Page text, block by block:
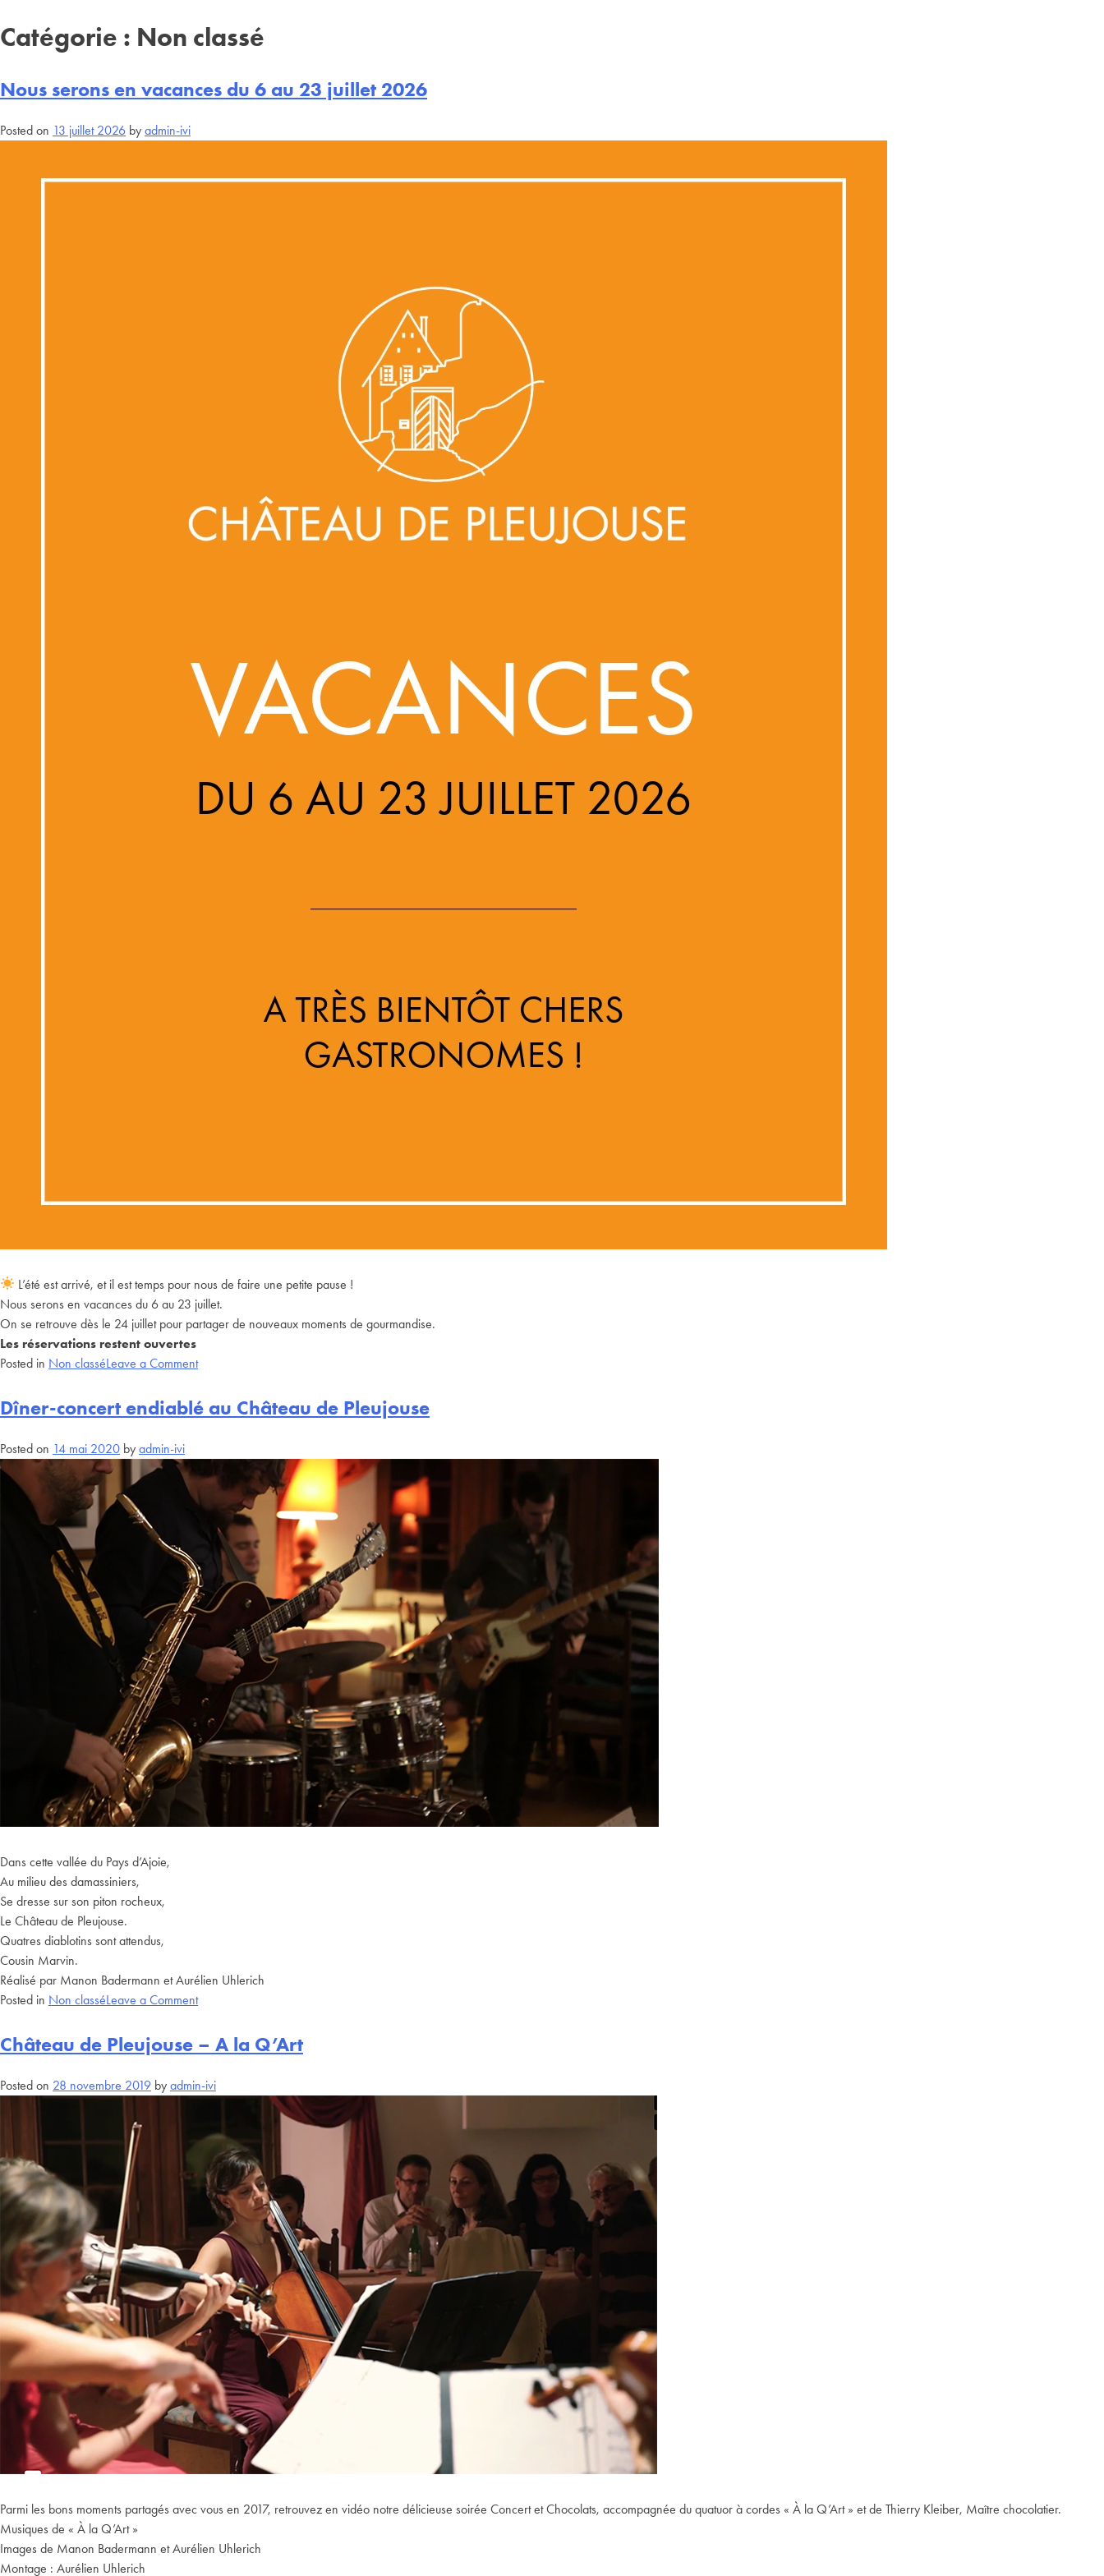
Catégorie : Non classé
Nous serons en vacances du 6 au 23 juillet 2026
Posted on 13 juillet 2026 by admin-ivi
L’été est arrivé, et il est temps pour nous de faire une petite pause !
Nous serons en vacances du 6 au 23 juillet.
On se retrouve dès le 24 juillet pour partager de nouveaux moments de gourmandise.
Les réservations restent ouvertes
Posted in Non classéLeave a Comment
Dîner-concert endiablé au Château de Pleujouse
Posted on 14 mai 2020 by admin-ivi
Dans cette vallée du Pays d’Ajoie,
Au milieu des damassiniers,
Se dresse sur son piton rocheux,
Le Château de Pleujouse.
Quatres diablotins sont attendus,
Cousin Marvin.
Réalisé par Manon Badermann et Aurélien Uhlerich
Posted in Non classéLeave a Comment
Château de Pleujouse – A la Q’Art
Posted on 28 novembre 2019 by admin-ivi
Parmi les bons moments partagés avec vous en 2017, retrouvez en vidéo notre délicieuse soirée Concert et Chocolats, accompagnée du quatuor à cordes « À la Q’Art » et de Thierry Kleiber, Maître chocolatier.
Musiques de « À la Q’Art »
Images de Manon Badermann et Aurélien Uhlerich
Montage : Aurélien Uhlerich